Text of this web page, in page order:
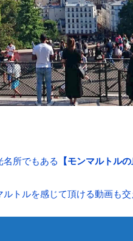
所でもある 【モンマルトルの
トルを感じて頂ける動画も交